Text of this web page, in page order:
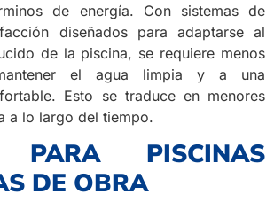
de energía. Con sistemas de
diseñados para adaptarse al
de la piscina, se requiere menos
el agua limpia y a una
Esto se traduce en menores
a lo largo del tiempo.
PARA PISCINAS
DE OBRA